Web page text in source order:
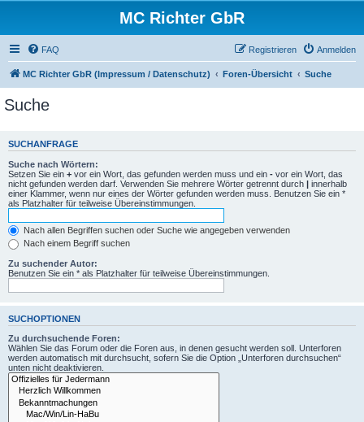
MC Richter GbR
FAQ Anmelden
Registrieren
MC Richter GbR (Impressum / Datenschutz) Foren-Übersicht Suche
Suche
SUCHANFRAGE
Suche nach Wörtern:
Setzen Sie ein + vor ein Wort, das gefunden werden muss und ein - vor ein Wort, das
nicht gefunden werden darf. Verwenden Sie mehrere Wörter getrennt durch | innerhalb
einer Klammer, wenn nur eines der Wörter gefunden werden muss. Benutzen Sie ein *
als Platzhalter für teilweise Übereinstimmungen.
Nach allen Begriffen suchen oder Suche wie angegeben verwenden
Nach einem Begriff suchen
Zu suchender Autor:
Benutzen Sie ein * als Platzhalter für teilweise Übereinstimmungen.
SUCHOPTIONEN
Zu durchsuchende Foren:
Wählen Sie das Forum oder die Foren aus, in denen gesucht werden soll. Unterforen
werden automatisch mit durchsucht, sofern Sie die Option „Unterforen durchsuchen“
unten nicht deaktivieren.